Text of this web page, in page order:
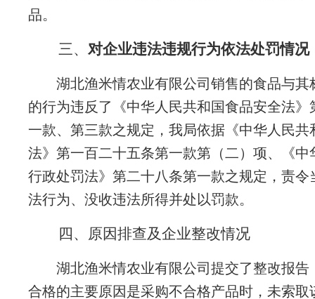
品。
三、 对企业违法违规行为依法处罚情况
湖北渔米情农业有限公司销售的食品与其
的行为违反了《中华人民共和国食品安全法》
一款、第三款之规定，我局依据《中华人民共
法》第一百二十五条第一款第（二）项、《中
行政处罚法》第二十八条第一款之规定，责令
法行为、没收违法所得并处以罚款。
四、原因排查及企业整改情况
湖北渔米情农业有限公司提交了整改报告
合格的主要原因是采购不合格产品时，未索取